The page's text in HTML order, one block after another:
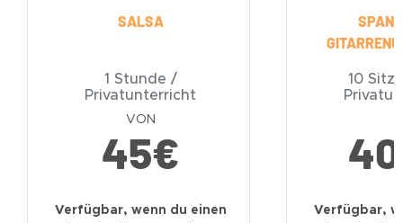
SALSA
1 Stunde /
Privatunterricht
VON
45€
Verfügbar, wenn du einen
10
Verfügbar,